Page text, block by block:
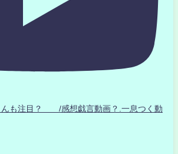
んも注目？ /感想戯言動画？.一息つく動